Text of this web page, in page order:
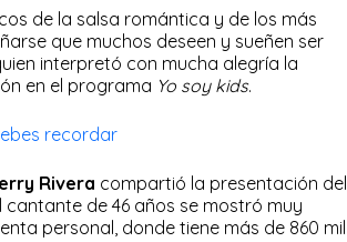
de la salsa romántica y de los más
que muchos deseen y sueñen ser
interpretó con mucha alegría la
en el programa Yo soy kids.
recordar
Rivera compartió la presentación del
cantante de 46 años se mostró muy
personal, donde tiene más de 860 mil